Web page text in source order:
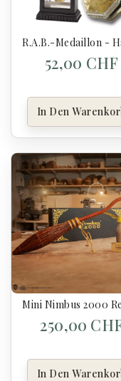
R.A.B.-Medaillon -
52,00 CHF
In Den
Mini Nimbus 2000
250,00
In Den